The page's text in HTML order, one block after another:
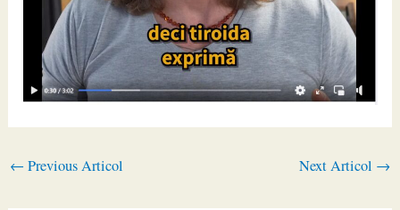
← Previous Articol Next Articol →